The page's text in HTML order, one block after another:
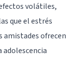
volátiles,
que el estrés
amistades ofrecen